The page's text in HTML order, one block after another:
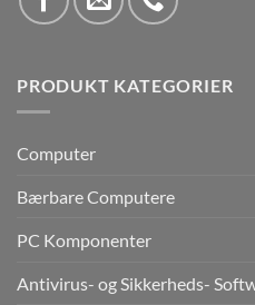
PRODUKT KATEGORIER
Computer
Bærbare Computere
PC Komponenter
Antivirus- og Sikkerheds-